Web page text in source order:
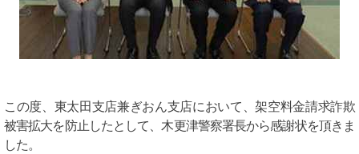
この度、東太田支店兼ぎおん支店において、架空料金請求詐欺
被害拡大を防止したとして、木更津警察署長から感謝状を頂きま
した。